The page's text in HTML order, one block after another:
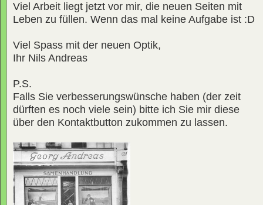
Viel Arbeit liegt jetzt vor mir, die neuen Seiten mit
Leben zu füllen. Wenn das mal keine Aufgabe ist :D
Viel Spass mit der neuen Optik,
Ihr Nils Andreas
P.S.
Falls Sie verbesserungswünsche haben (der zeit
dürften es noch viele sein) bitte ich Sie mir diese
über den Kontaktbutton zukommen zu lassen.